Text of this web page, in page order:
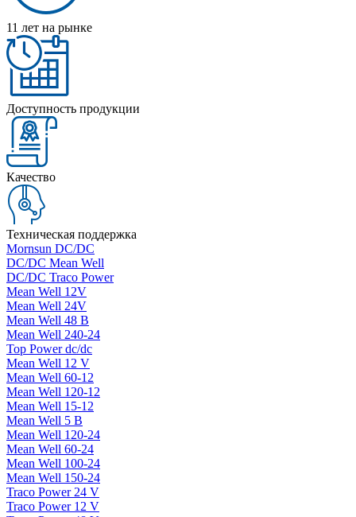
11 лет на рынке
Доступность продукции
Качество
Техническая поддержка
Mornsun DC/DC
DC/DC Mean Well
DC/DC Traco Power
Mean Well 12V
Mean Well 24V
Mean Well 48 В
Mean Well 240-24
Top Power dc/dc
Mean Well 12 V
Mean Well 60-12
Mean Well 120-12
Mean Well 15-12
Mean Well 5 В
Mean Well 120-24
Mean Well 60-24
Mean Well 100-24
Mean Well 150-24
Traco Power 24 V
Traco Power 12 V